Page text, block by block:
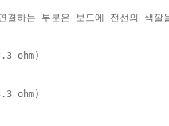
결하는 부분은 보드에 전선의 색깔
ohm)
ohm)